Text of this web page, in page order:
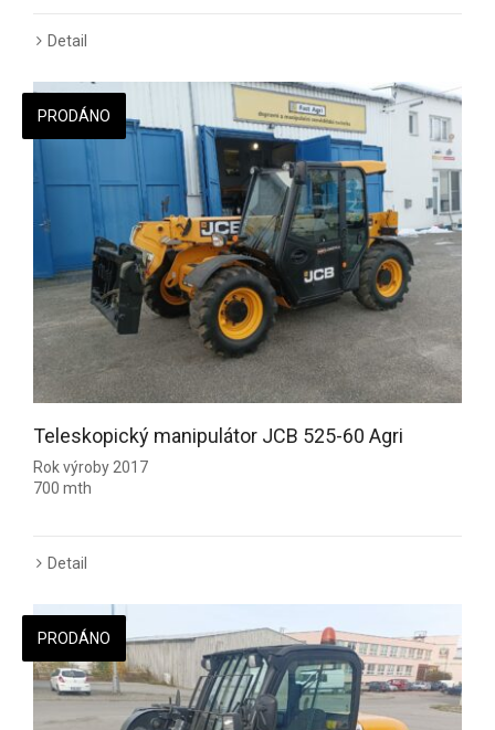
Detail
PRODÁNO
Teleskopický manipulátor JCB 525-60 Agri
Rok výroby 2017
700 mth
Detail
PRODÁNO